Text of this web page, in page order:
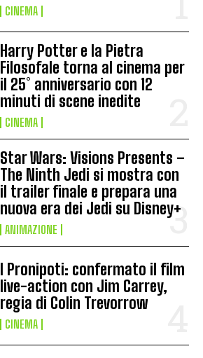
CINEMA
Harry Potter e la Pietra
Filosofale torna al cinema per
il 25° anniversario con 12
minuti di scene inedite
CINEMA
Star Wars: Visions Presents –
The Ninth Jedi si mostra con
il trailer finale e prepara una
nuova era dei Jedi su Disney+
ANIMAZIONE
I Pronipoti: confermato il film
live-action con Jim Carrey,
regia di Colin Trevorrow
CINEMA